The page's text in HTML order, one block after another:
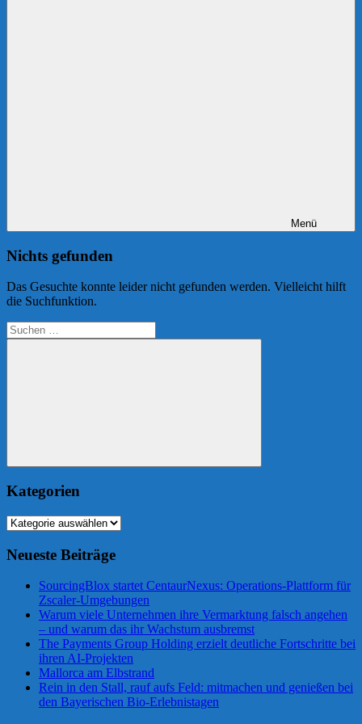
Menü
Nichts gefunden
Das Gesuchte konnte leider nicht gefunden werden. Vielleicht hilft
die Suchfunktion.
Suchen
nach:
Suchen
Kategorien
Kategorien
Neueste Beiträge
SourcingBlox startet CentaurNexus: Operations-Plattform für
Zscaler-Umgebungen
Warum viele Unternehmen ihre Vermarktung falsch angehen
– und warum das ihr Wachstum ausbremst
The Payments Group Holding erzielt deutliche Fortschritte bei
ihren AI-Projekten
Mallorca am Elbstrand
Rein in den Stall, rauf aufs Feld: mitmachen und genießen bei
den Bayerischen Bio-Erlebnistagen